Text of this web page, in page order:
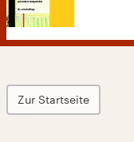
Zur Startseite